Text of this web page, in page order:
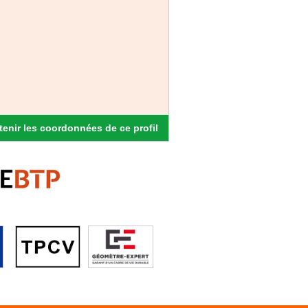
les coordonnées de ce profil